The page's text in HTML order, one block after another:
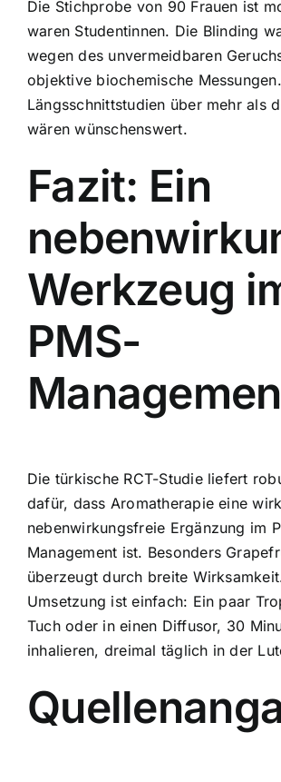
Die Stichprobe von 90 Frauen ist
waren Studentinnen. Die Blinding
wegen des unvermeidbaren
objektive biochemische Messungen.
Längsschnittstudien über mehr als
wären wünschenswert.
Fazit: Ein
Werkzeug
PMS-
Die türkische RCT-Studie liefert
dafür, dass Aromatherapie eine
nebenwirkungsfreie Ergänzung im
Management ist. Besonders
überzeugt durch breite
Umsetzung ist einfach: Ein paar
Tuch oder in einen Diffusor, 30
inhalieren, dreimal täglich in der